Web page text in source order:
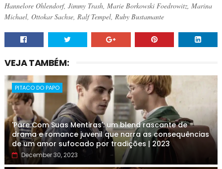
Hannelore Ohlendorf, Jimmy Trash, Marie Borkowski Foedrowitz, Marina
Michael, Ottokar Sachse, Ralf Tempel, Ruby Bustamante
VEJA TAMBÉM:
PITACO DO PAPO
'Pare Com Suas Mentiras': um blend rascante de
drama e romance juvenil que narra as consequências
de um amor sufocado por tradições | 2023
December 30, 2023